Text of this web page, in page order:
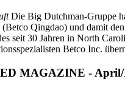
Die Big Dutchman-Gruppe
Qingdao) und damit den
seit 30 Jahren in North
Betco Inc.
MAGAZINE - April/